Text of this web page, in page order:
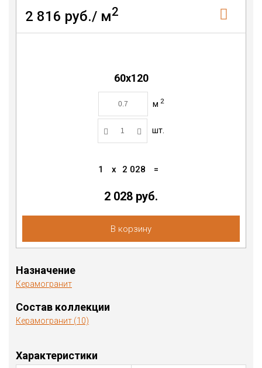
2 816 руб./ м2
60x120
м 2
шт.
1 x 2 028 =
2 028 руб.
В корзину
Назначение
Керамогранит
Состав коллекции
Керамогранит (10)
Характеристики